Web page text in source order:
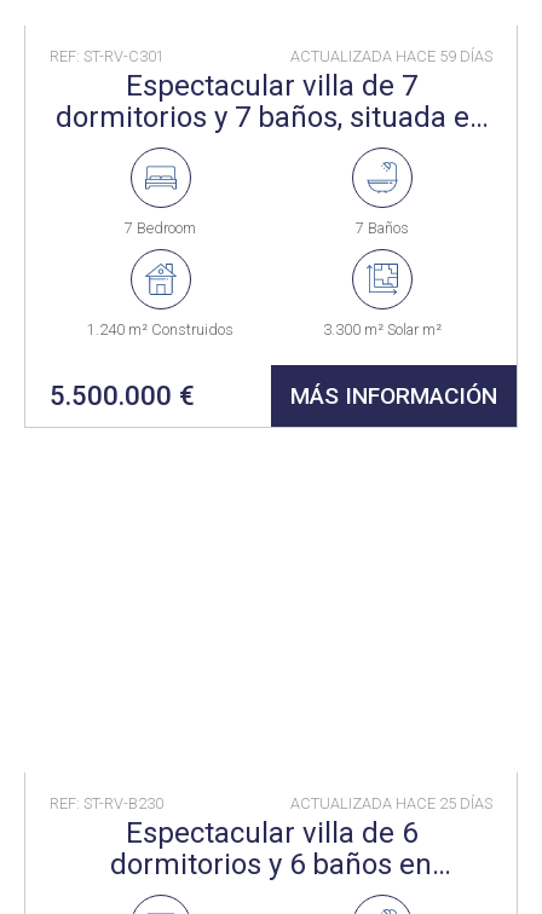
REF: ST-RV-C301 ACTUALIZADA HACE 59 DÍAS
Espectacular villa de 7
dormitorios y 7 baños, situada en
el popular Sotogrande Alto
7 Bedroom 7 Baños
1.240 m² Construidos 3.300 m² Solar m²
5.500.000 € MÁS INFORMACIÓN
REF: ST-RV-B230 ACTUALIZADA HACE 25 DÍAS
Espectacular villa de 6
dormitorios y 6 baños en
Sotogrande Costa